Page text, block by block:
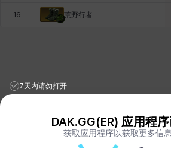
16 荒野行者
League of Legends StatsPORO.GG
7天内请勿打开
DAK.GG(ER) 应用程序
获取应用程序以获取更多信息